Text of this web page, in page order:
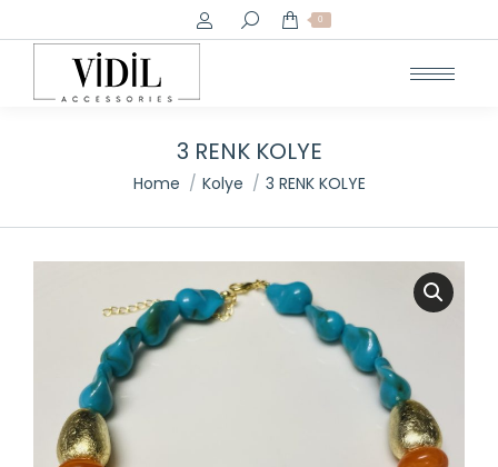
Search: 0
3 RENK KOLYE
You are here:
Home Kolye 3 RENK KOLYE